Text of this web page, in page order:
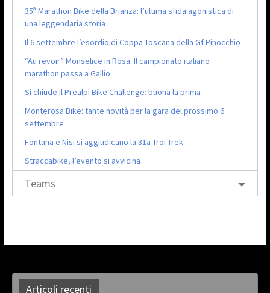
35ª Marathon Bike della Brianza: l’ultima sfida agonistica di
una leggendaria storia
Il 6 settembre l’esordio di Coppa Toscana della Gf Pinocchio
“Au revoir” Monselice in Rosa. Il campionato italiano
marathon passa a Gallio
Si chiude il Prealpi Bike Challenge: buona la prima
Monterosa Bike: tante novità per la gara del prossimo 6
settembre
Fontana e Nisi si aggiudicano la 31a Troi Trek
Straccabike, l’evento si avvicina
Teams
Articoli recenti